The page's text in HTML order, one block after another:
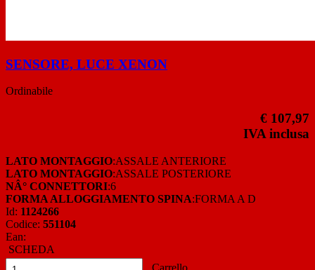
SENSORE, LUCE XENON
Ordinabile
€ 107,97
IVA inclusa
LATO MONTAGGIO:ASSALE ANTERIORE
LATO MONTAGGIO:ASSALE POSTERIORE
NÂ° CONNETTORI:6
FORMA ALLOGGIAMENTO SPINA:FORMA A D
Id: 1124266
Codice: 551104
Ean:
SCHEDA
Carrello